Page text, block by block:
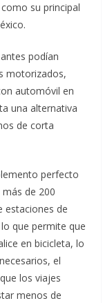
su principal
podían
motorizados,
automóvil en
una alternativa
de corta
perfecto
de 200
estaciones de
que permite que
en bicicleta, lo
el
los viajes
menos de